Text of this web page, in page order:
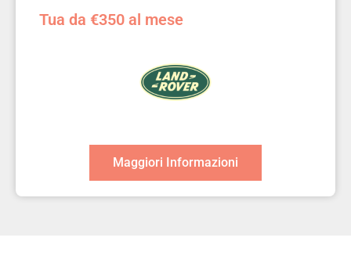
Tua da €350 al mese
Maggiori Informazioni